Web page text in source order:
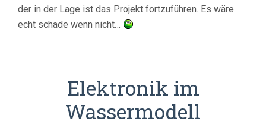
der in der Lage ist das Projekt fortzuführen. Es wäre
echt schade wenn nicht…
Elektronik im
Wassermodell